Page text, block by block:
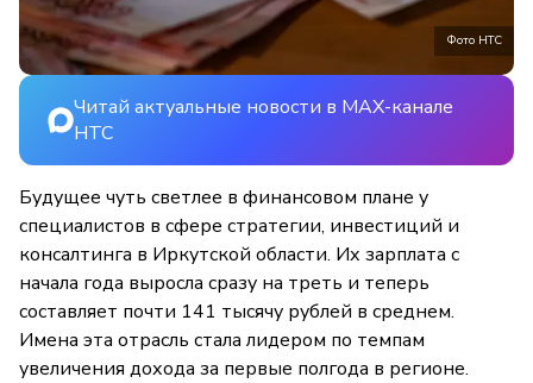
Фото НТС
Читай актуальные новости в MAX-канале
НТС
Будущее чуть светлее в финансовом плане у
специалистов в сфере стратегии, инвестиций и
консалтинга в Иркутской области. Их зарплата с
начала года выросла сразу на треть и теперь
составляет почти 141 тысячу рублей в среднем.
Имена эта отрасль стала лидером по темпам
увеличения дохода за первые полгода в регионе.